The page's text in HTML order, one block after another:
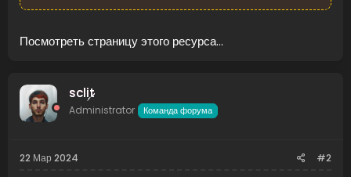
Посмотреть страницу этого ресурса...
sclit
Administrator Команда форума
22 Мар 2024 #2